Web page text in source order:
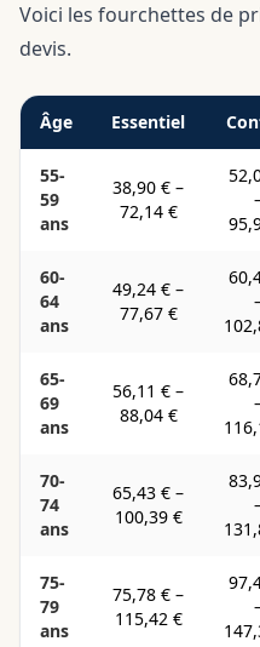
Voici les fourchettes de
devis.
Âge Essentiel
55-
59
ans
38,90 € –
72,14 €
60-
64
ans
49,24 € –
77,67 €
65-
69
ans
56,11 € –
88,04 €
70-
74
ans
65,43 € –
100,39 €
75-
79
ans
75,78 € –
115,42 €